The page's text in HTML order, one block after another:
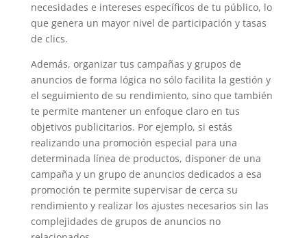
necesidades e intereses específicos de tu público, lo
que genera un mayor nivel de participación y tasas
de clics.
Además, organizar tus campañas y grupos de
anuncios de forma lógica no sólo facilita la gestión y
el seguimiento de su rendimiento, sino que también
te permite mantener un enfoque claro en tus
objetivos publicitarios. Por ejemplo, si estás
realizando una promoción especial para una
determinada línea de productos, disponer de una
campaña y un grupo de anuncios dedicados a esa
promoción te permite supervisar de cerca su
rendimiento y realizar los ajustes necesarios sin las
complejidades de grupos de anuncios no